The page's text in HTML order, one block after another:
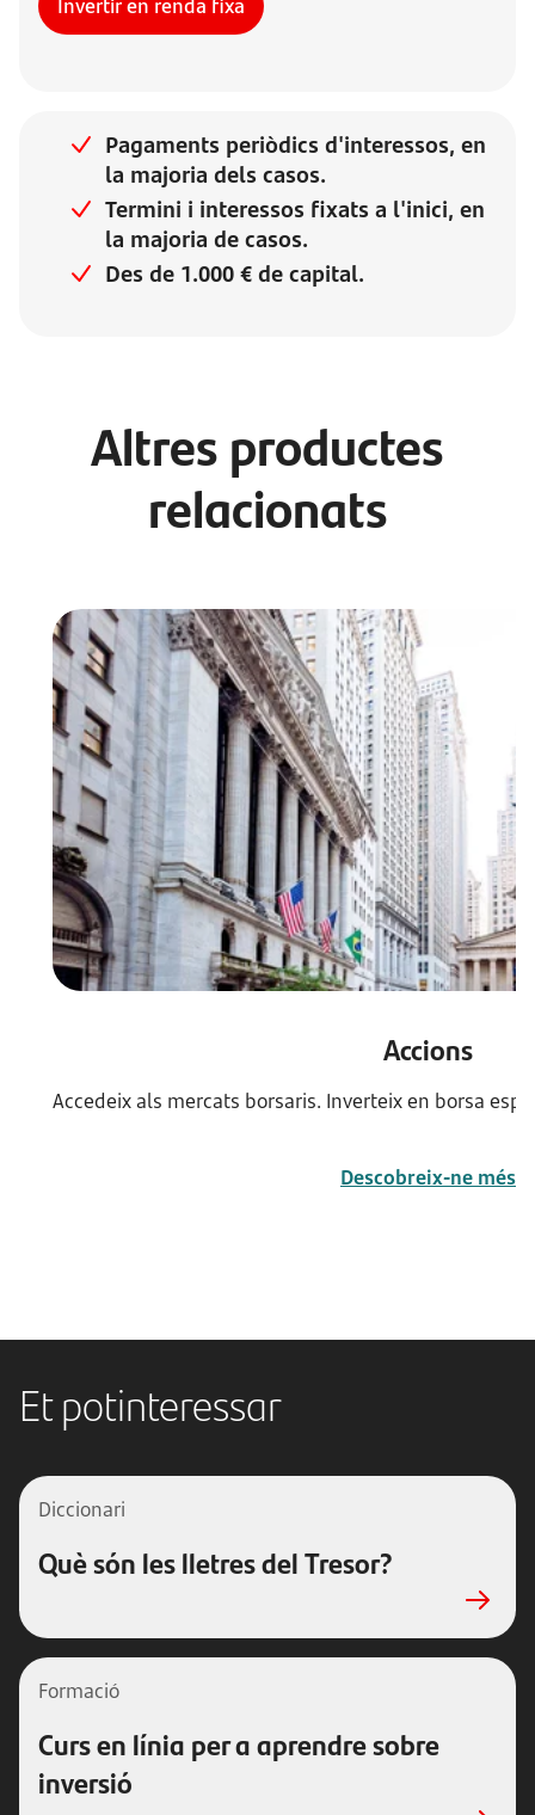
Invertir en renda fixa
Pagaments periòdics d'interessos, en
la majoria dels casos.
Termini i interessos fixats a l'inici, en
la majoria de casos.
Des de 1.000 € de capital.
Altres productes
relacionats
Accions
Accedeix als mercats borsaris. Inverteix en borsa
Descobreix-ne més
Et potinteressar
Diccionari
Què són les lletres del Tresor?
Formació
Curs en línia per a aprendre sobre
inversió